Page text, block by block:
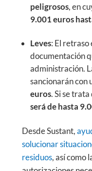
peligrosos, en
9.001 euros
Leves: El retraso
documentación
administración.
sancionarán con
euros. Si se trata
será de hasta
Desde Sustant,
solucionar
residuos, así como